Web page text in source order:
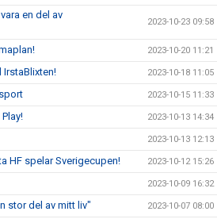
en del av
2023-10-23 09:58
2023-10-20 11:21
2023-10-18 11:05
2023-10-15 11:33
2023-10-13 14:34
2023-10-13 12:13
HF spelar Sverigecupen! 2023-10-12 15:26
2023-10-09 16:32
stor del av mitt liv" 2023-10-07 08:00